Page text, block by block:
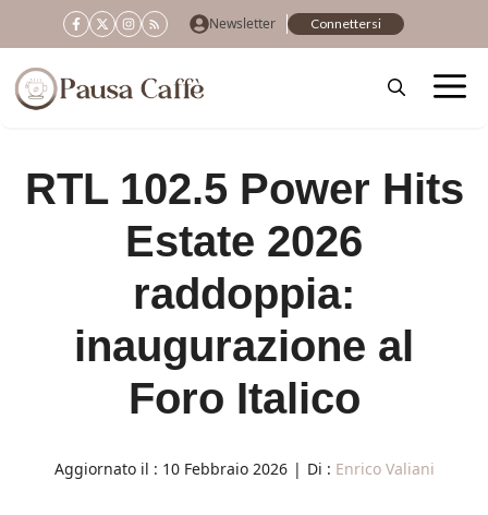
al
contenuto
Newsletter Connettersi
RTL 102.5 Power Hits
Estate 2026
raddoppia:
inaugurazione al
Foro Italico
Aggiornato il : 10 Febbraio 2026 | Di : Enrico Valiani